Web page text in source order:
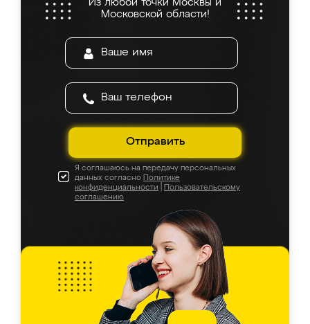
Из любой точки Москвы и
Московской области!
Отправить
Я соглашаюсь на передачу персональных
данных согласно Политике
конфиденциальности
Пользовательскому
соглашению